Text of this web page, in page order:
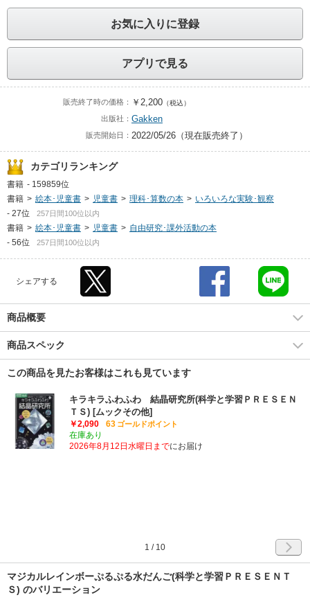
お気に入りに登録
アプリで見る
販売終了時の価格： ￥2,200 （税込）
出版社： Gakken
販売開始日： 2022/05/26（現在販売終了）
カテゴリランキング
書籍 - 159859位
書籍 > 絵本･児童書 > 児童書 > 理科･算数の本 > いろいろな実験･観察
- 27位 257日間100位以内
書籍 > 絵本･児童書 > 児童書 > 自由研究･課外活動の本
- 56位 257日間100位以内
シェアする
商品概要
商品スペック
この商品を見たお客様はこれも見ています
キラキラふわふわ 結晶研究所(科学と学習ＰＲＥＳＥＮ
ＴＳ) [ムックその他]
￥2,090 63 ゴールドポイント
在庫あり
2026年8月12日水曜日までにお届け
1 / 10
マジカルレインボーぷるぷる水だんご(科学と学習ＰＲＥＳＥＮＴ
Ｓ) のバリエーション